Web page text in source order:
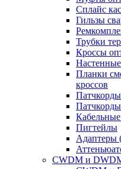
Сплайс
Гильзы
Трубки
Кроссы
Планки
кроссов
Пигтейлы
Адаптеры
CWDM и